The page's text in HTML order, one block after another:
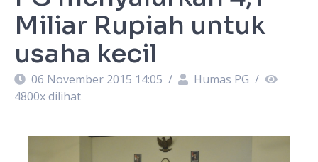
Miliar Rupiah untuk
usaha kecil
06 November 2015 14:05 / Humas PG /
4800x dilihat